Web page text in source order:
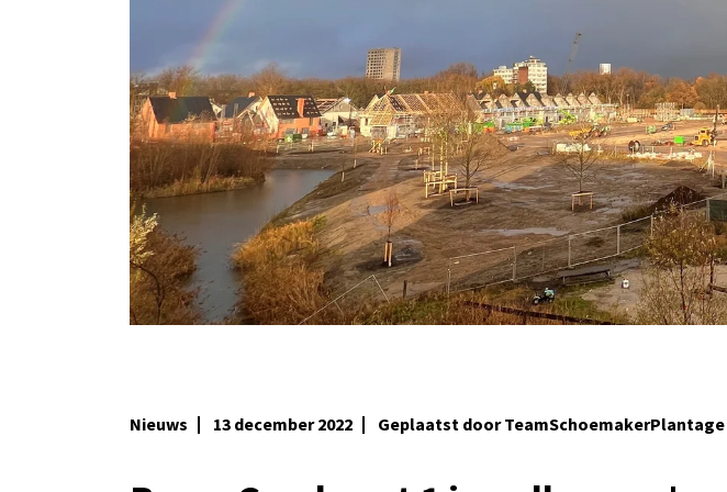
Nieuws 13 december 2022 Geplaatst door TeamSchoemakerPlantage